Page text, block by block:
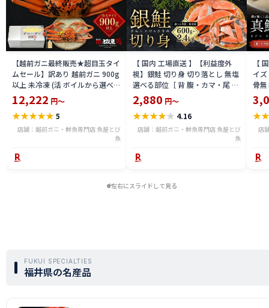
【越前ガニ最終販売★超目玉タイ
ムセール】訳あり 越前ガニ 900g
以上 未冷凍 (活 ボイルから選べ
る) 福井県産 国産 産地直送 脚折
れ 訳ありカニ 越前がに ズワイガ
ニ 越前 かに 送料無料 etz-900w
12,222 円～
★★★★★5
店舗：越前ガニ・鮮魚専門店 魚屋とび
魚
【 国内 工場直送 】【利益度外
視】銀鮭 切り身 切り落とし 無塩
選べる部位［ 背 腹・カマ・尾 ］
600g〜2.4kg 骨取り・骨無し 骨
あり 切り落とし 骨取り・骨無し
切身 ses2301-12ka
2,880 円～
★★★★★ 4.16
店舗：越前ガニ・鮮魚専門店 魚屋とび
魚
【
イ
骨
(真
ライ
★
店
左右にスライドして見る
FUKUI SPECIALTIES
福井県の名産品